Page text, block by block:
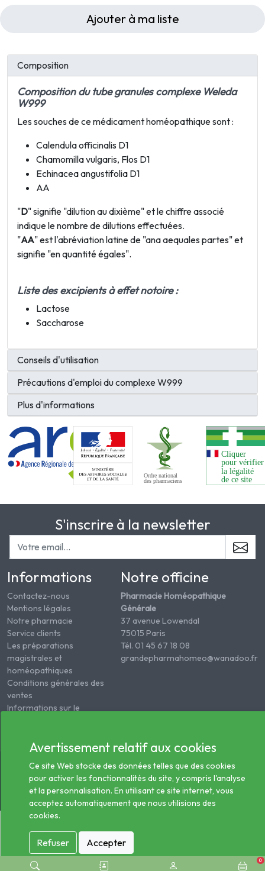
Ajouter à ma liste
Composition
Composition du tube granules complexe Weleda
W999
Les souches de ce médicament homéopathique sont :
Calendula officinalis D1
Chamomilla vulgaris, Flos D1
Echinacea angustifolia D1
AA
"D" signifie "dilution au dixième" et le chiffre associé
indique le nombre de dilutions effectuées.
"AA" est l'abréviation latine de "ana aequales partes" et
signifie "en quantité égales".
Liste des excipients à effet notoire :
Lactose
Saccharose
Conseils d'utilisation
Précautions d'emploi du complexe W999
Plus d'informations
S'inscrire à la newsletter
Informations
Contactez-nous
Mentions légales
Notre pharmacie
Service clients
Les préparations
magistrales et
homéopathiques
Conditions générales des
ventes
Informations sur le
Notre officine
Pharmacie Homéopathique
Générale
37 avenue Lowendal
75015 Paris
Tél. 01 45 67 18 08
grandepharmahomeo@wanadoo.fr
© 2026 - Tous droits réservés Pharmacie Homéopathie
Générale
0
Avertissement relatif aux cookies
Ce site Web stocke des données telles que des cookies
pour activer les fonctionnalités du site, y compris l'analyse
et la personnalisation. En utilisant ce site internet, vous
acceptez automatiquement que nous utilisions des
cookies.
Refuser Accepter